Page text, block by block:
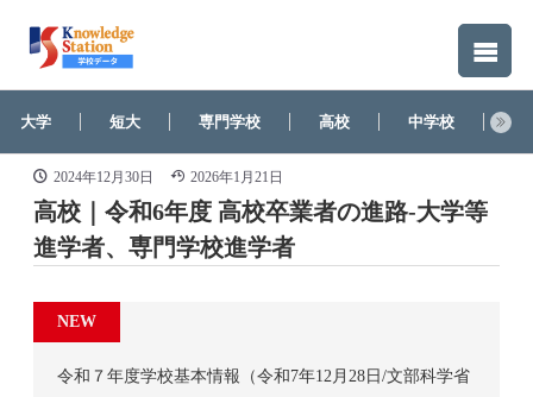
大学 短大 専門学校 高校 中学校
2024年12月30日 2026年1月21日
高校｜令和6年度 高校卒業者の進路-大学等
進学者、専門学校進学者
NEW
令和７年度学校基本情報（令和7年12月28日/文部科学省